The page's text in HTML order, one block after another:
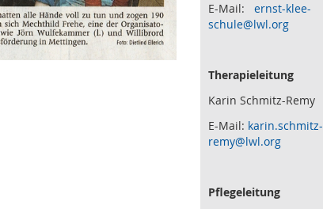
E-Mail:ernst-klee-
schule@lwl.org
Therapieleitung
Karin Schmitz-Remy
E-Mail: karin.schmitz-
remy@lwl.org
Pflegeleitung